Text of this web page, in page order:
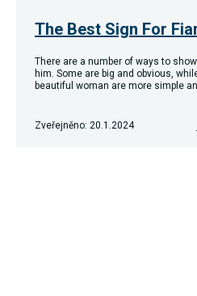
The Best Sign For
There are a number of ways to
him. Some are big and obvious,
beautiful woman are more simple
Zveřejněno: 20.1.2024